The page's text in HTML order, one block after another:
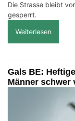
Die Strasse bleibt
gesperrt.
Weiterlesen
Gals BE:
Männer schwer